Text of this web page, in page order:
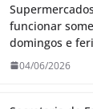
funcionar
domingos e
04/06/2026